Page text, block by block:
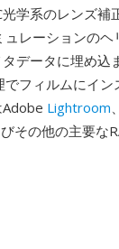
学系のレンズ
ュレーションの
データに埋め込
フィルムにイ
Adobe Lightroom
その他の主要な